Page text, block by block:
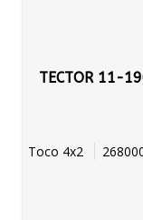
TECTOR 11-
Toco 4x2